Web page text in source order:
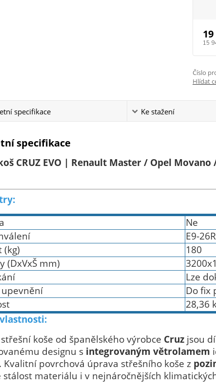
15
Číslo
Hlídat
specifikace Ke stažení
specifikace
CRUZ EVO | Renault Master / Opel Movano
Ne
E9-
(kg)
180
(DxVxŠ mm)
Lze
Do fix
28,36
koše od španělského výrobce Cruzjsou
designu s integrovaným větrolamem
Kvalitní povrchová úprava střešního koše z
stálost materiálu i v nejnáročnějších